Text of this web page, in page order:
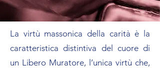
La virtù massonica della carità è la
caratteristica distintiva del cuore di
un Libero Muratore, l’unica virtù che,